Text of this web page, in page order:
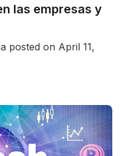
las empresas y
posted on April 11,